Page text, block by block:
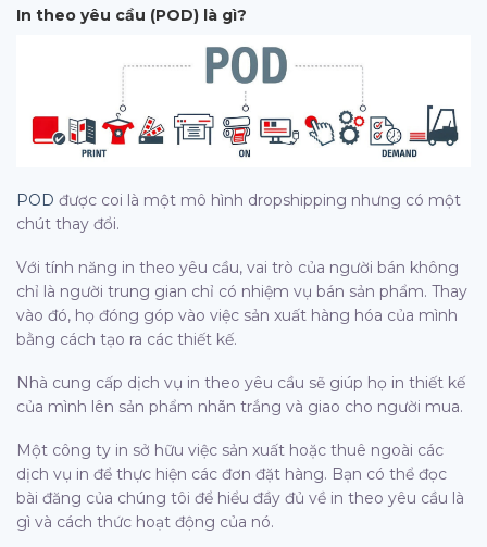
In theo yêu cầu (POD) là gì?
POD được coi là một mô hình dropshipping nhưng có một
chút thay đổi.
Với tính năng in theo yêu cầu, vai trò của người bán không
chỉ là người trung gian chỉ có nhiệm vụ bán sản phẩm. Thay
vào đó, họ đóng góp vào việc sản xuất hàng hóa của mình
bằng cách tạo ra các thiết kế.
Nhà cung cấp dịch vụ in theo yêu cầu sẽ giúp họ in thiết kế
của mình lên sản phẩm nhãn trắng và giao cho người mua.
Một công ty in sở hữu việc sản xuất hoặc thuê ngoài các
dịch vụ in để thực hiện các đơn đặt hàng. Bạn có thể đọc
bài đăng của chúng tôi để hiểu đầy đủ về in theo yêu cầu là
gì và cách thức hoạt động của nó.